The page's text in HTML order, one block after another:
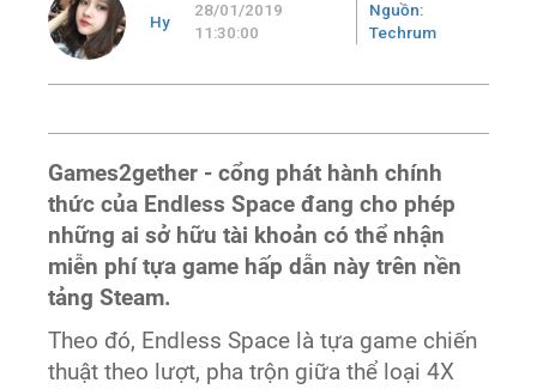
Hy
28/01/2019
11:30:00
Nguồn:
Techrum
Games2gether - cổng phát hành chính
thức của Endless Space đang cho phép
những ai sở hữu tài khoản có thể nhận
miễn phí tựa game hấp dẫn này trên nền
tảng Steam.
Theo đó, Endless Space là tựa game chiến
thuật theo lượt, pha trộn giữa thể loại 4X